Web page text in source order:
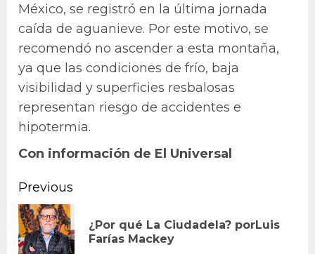
México, se registró en la última jornada
caída de aguanieve. Por este motivo, se
recomendó no ascender a esta montaña,
ya que las condiciones de frío, baja
visibilidad y superficies resbalosas
representan riesgo de accidentes e
hipotermia.
Con información de El Universal
Continue
Reading
Previous
¿Por qué La Ciudadela? porLuis
Farías Mackey